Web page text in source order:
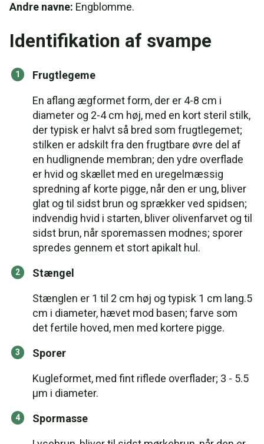
Andre navne: Engblomme.
Identifikation af svampe
Frugtlegeme
En aflang ægformet form, der er 4-8 cm i
diameter og 2-4 cm høj, med en kort steril stilk,
der typisk er halvt så bred som frugtlegemet;
stilken er adskilt fra den frugtbare øvre del af
en hudlignende membran; den ydre overflade
er hvid og skællet med en uregelmæssig
spredning af korte pigge, når den er ung, bliver
glat og til sidst brun og sprækker ved spidsen;
indvendig hvid i starten, bliver olivenfarvet og til
sidst brun, når sporemassen modnes; sporer
spredes gennem et stort apikalt hul.
Stængel
Stænglen er 1 til 2 cm høj og typisk 1 cm lang.5
cm i diameter, hævet mod basen; farve som
det fertile hoved, men med kortere pigge.
Sporer
Kugleformet, med fint riflede overflader; 3 - 5.5
µm i diameter.
Spormasse